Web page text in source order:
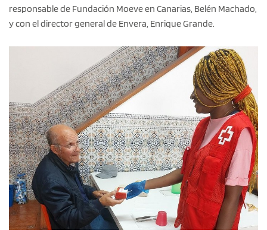
responsable de Fundación Moeve en Canarias, Belén Machado,
y con el director general de Envera, Enrique Grande.